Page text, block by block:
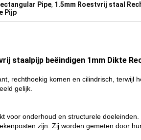
Pipe, 1.5mm Roestvrij staal
Pijp
staalpijp beëindigen 1mm Dikte
rechthoekig komen en cilindrisch, terwijl
gelijk.
voor onderhoud en structurele
zijn. Zij worden gemeten door